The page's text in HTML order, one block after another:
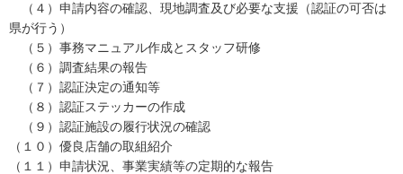
（４）申請内容の確認、現地調査及び必要な支援（認証の可否は
県が行う）
（５）事務マニュアル作成とスタッフ研修
（６）調査結果の報告
（７）認証決定の通知等
（８）認証ステッカーの作成
（９）認証施設の履行状況の確認
（１０）優良店舗の取組紹介
（１１）申請状況、事業実績等の定期的な報告